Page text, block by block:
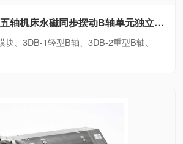
德国WEISS B轴五轴机床永磁同步摆动B轴单元独立标准B轴模块、3DB-1轻型B轴、3DB-2重型B轴、3DB6通用型B轴
、3DB-1轻型B轴、3DB-2重型B轴、